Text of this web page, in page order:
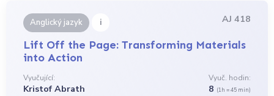
Anglický jazyk i AJ 418
Lift Off the Page: Transforming Materials
into Action
Vyučující:
Kristof Abrath
Vyuč. hodin:
8 (1h = 45 min)